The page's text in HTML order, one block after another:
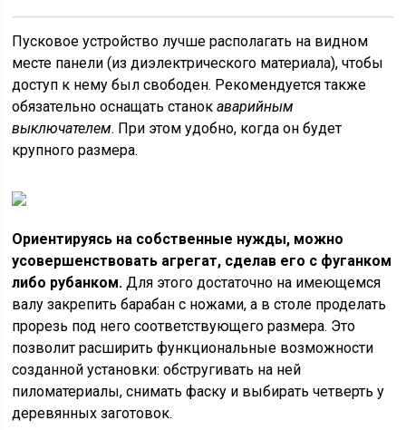
Пусковое устройство лучше располагать на видном
месте панели (из диэлектрического материала), чтобы
доступ к нему был свободен. Рекомендуется также
обязательно оснащать станокаварийным
выключателем. При этом удобно, когда он будет
крупного размера.
Ориентируясь на собственные нужды, можно
усовершенствовать агрегат, сделав его с фуганком
либо рубанком. Для этого достаточно на имеющемся
валу закрепить барабан с ножами, а в столе проделать
прорезь под него соответствующего размера. Это
позволит расширить функциональные возможности
созданной установки: обстругивать на ней
пиломатериалы, снимать фаску и выбирать четверть у
деревянных заготовок.